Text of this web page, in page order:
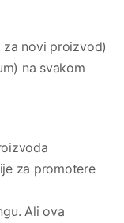
novi proizvod)
na svakom
za promotere
Ali ova